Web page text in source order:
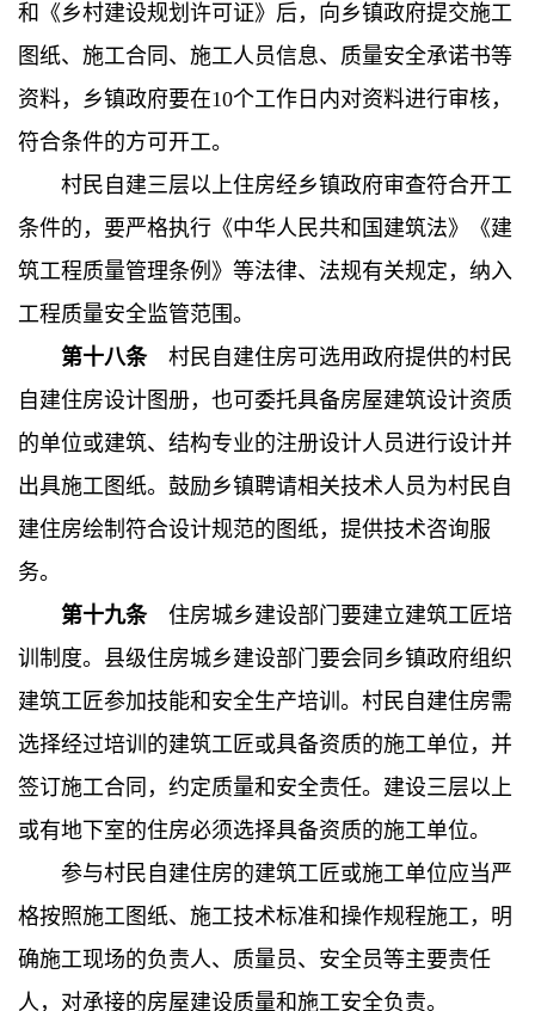
和《乡村建设规划许可证》后，向乡镇政府提交施工
图纸、施工合同、施工人员信息、质量安全承诺书等
资料，乡镇政府要在10个工作日内对资料进行审核，
符合条件的方可开工。
村民自建三层以上住房经乡镇政府审查符合开工
条件的，要严格执行《中华人民共和国建筑法》《建
筑工程质量管理条例》等法律、法规有关规定，纳入
工程质量安全监管范围。
第十八条 村民自建住房可选用政府提供的村民
自建住房设计图册，也可委托具备房屋建筑设计资质
的单位或建筑、结构专业的注册设计人员进行设计并
出具施工图纸。鼓励乡镇聘请相关技术人员为村民自
建住房绘制符合设计规范的图纸，提供技术咨询服
务。
第十九条住房城乡建设部门要建立建筑工匠培
训制度。县级住房城乡建设部门要会同乡镇政府组织
建筑工匠参加技能和安全生产培训。村民自建住房需
选择经过培训的建筑工匠或具备资质的施工单位，并
签订施工合同，约定质量和安全责任。建设三层以上
或有地下室的住房必须选择具备资质的施工单位。
参与村民自建住房的建筑工匠或施工单位应当严
格按照施工图纸、施工技术标准和操作规程施工，明
确施工现场的负责人、质量员、安全员等主要责任
人，对承接的房屋建设质量和施工安全负责。